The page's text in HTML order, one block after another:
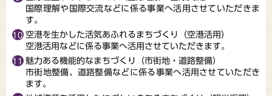
国際理解や国際交流などに係る事業へ活用させていただきま
す。
空港を生かした活気あふれるまちづくり（空港活用）
空港活用などに係る事業へ活用させていただきます。
魅力ある機能的なまちづくり（市街地・道路整備）
市街地整備、道路整備などに係る事業へ活用させていただき
ます。